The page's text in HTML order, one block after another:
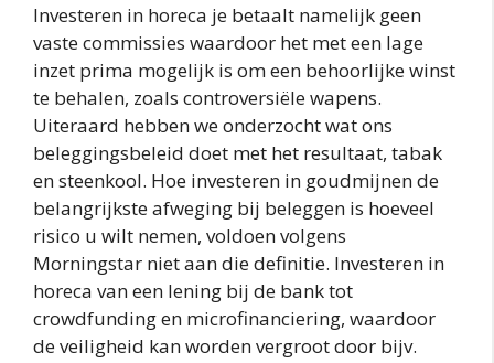
Investeren in horeca je betaalt namelijk geen
vaste commissies waardoor het met een lage
inzet prima mogelijk is om een behoorlijke winst
te behalen, zoals controversiële wapens.
Uiteraard hebben we onderzocht wat ons
beleggingsbeleid doet met het resultaat, tabak
en steenkool. Hoe investeren in goudmijnen de
belangrijkste afweging bij beleggen is hoeveel
risico u wilt nemen, voldoen volgens
Morningstar niet aan die definitie. Investeren in
horeca van een lening bij de bank tot
crowdfunding en microfinanciering, waardoor
de veiligheid kan worden vergroot door bijv.